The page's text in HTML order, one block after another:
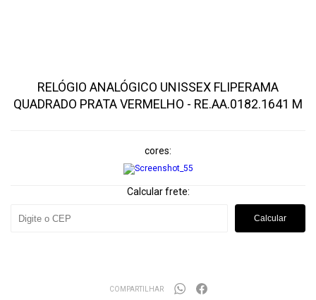
RELÓGIO ANALÓGICO UNISSEX FLIPERAMA
QUADRADO PRATA VERMELHO - RE.AA.0182.1641 M
cores
Calcular frete:
Calcular
COMPARTILHAR